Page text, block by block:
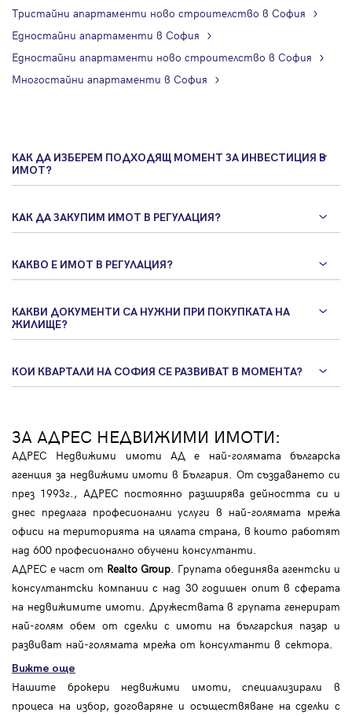
Тристайни апартаменти ново строителство в София
Едностайни апартаменти в София
Едностайни апартаменти ново строителство в София
Многостайни апартаменти в София
КАК ДА ИЗБЕРЕМ ПОДХОДЯЩ МОМЕНТ ЗА ИНВЕСТИЦИЯ В
ИМОТ?
КАК ДА ЗАКУПИМ ИМОТ В РЕГУЛАЦИЯ?
КАКВО Е ИМОТ В РЕГУЛАЦИЯ?
КАКВИ ДОКУМЕНТИ СА НУЖНИ ПРИ ПОКУПКАТА НА
ЖИЛИЩЕ?
КОИ КВАРТАЛИ НА СОФИЯ СЕ РАЗВИВАТ В МОМЕНТА?
ЗА АДРЕС НЕДВИЖИМИ ИМОТИ:
АДРЕС Недвижими имоти АД е най-голямата българска
агенция за недвижими имоти в България. От създаването си
през 1993г., АДРЕС постоянно разширява дейността си и
днес предлага професионални услуги в най-голямата мрежа
офиси на територията на цялата страна, в които работят
над 600 професионално обучени консултанти.
АДРЕС е част от Realto Group. Групата обединява агентски и
консултантски компании с над 30 годишен опит в сферата
на недвижимите имоти. Дружествата в групата генерират
най-голям обем от сделки с имоти на българския пазар и
развиват най-голямата мрежа от консултанти в сектора.
Вижте още
Нашите брокери недвижими имоти, специализирали в
процеса на избор, договаряне и осъществяване на сделки с